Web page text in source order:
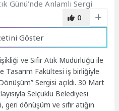
0
Göster
ve Sıfır Atık Müdürlüğü ile
Tasarım Fakültesi iş birliğiyle
Sergisi açıldı. 30 Mart
Selçuklu Belediyesi
geri dönüşüm ve sıfır atığın